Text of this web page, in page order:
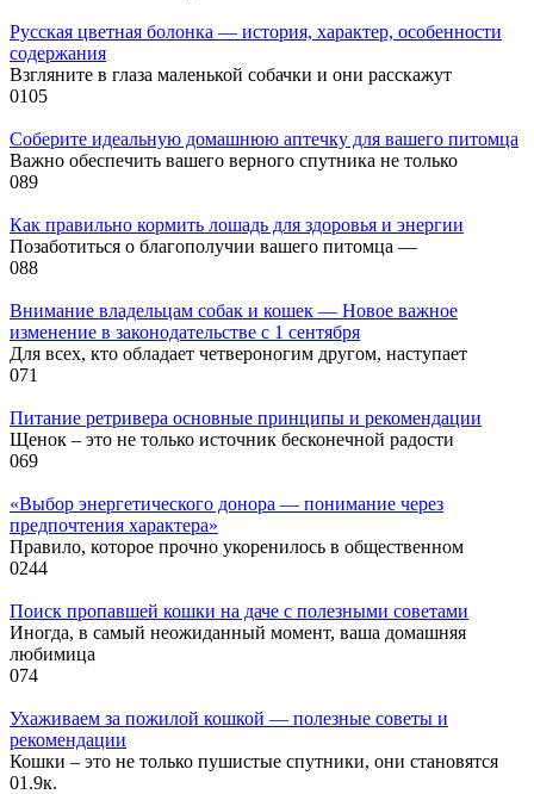
Русская цветная болонка — история, характер, особенности
содержания
Взгляните в глаза маленькой собачки и они расскажут
0105
Соберите идеальную домашнюю аптечку для вашего питомца
Важно обеспечить вашего верного спутника не только
089
Как правильно кормить лошадь для здоровья и энергии
Позаботиться о благополучии вашего питомца —
088
Внимание владельцам собак и кошек — Новое важное
изменение в законодательстве с 1 сентября
Для всех, кто обладает четвероногим другом, наступает
071
Питание ретривера основные принципы и рекомендации
Щенок – это не только источник бесконечной радости
069
«Выбор энергетического донора — понимание через
предпочтения характера»
Правило, которое прочно укоренилось в общественном
0244
Поиск пропавшей кошки на даче с полезными советами
Иногда, в самый неожиданный момент, ваша домашняя
любимица
074
Ухаживаем за пожилой кошкой — полезные советы и
рекомендации
Кошки – это не только пушистые спутники, они становятся
01.9к.